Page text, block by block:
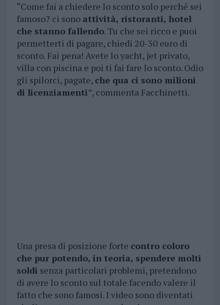
“Come fai a chiedere lo sconto solo perché sei
famoso? ci sono attività, ristoranti, hotel
che stanno fallendo. Tu che sei ricco e puoi
permetterti di pagare, chiedi 20-30 euro di
sconto. Fai pena! Avete lo yacht, jet privato,
villa con piscina e poi ti fai fare lo sconto. Odio
gli spilorci, pagate, che qua ci sono milioni
di licenziamenti”, commenta Facchinetti.
Una presa di posizione forte contro coloro
che pur potendo, in teoria, spendere molti
soldi senza particolari problemi, pretendono
di avere lo sconto sul totale facendo valere il
fatto che sono famosi. I video sono diventati